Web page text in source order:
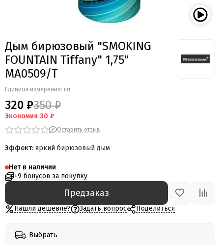
Дым бирюзовый "SMOKING
FOUNTAIN Tiffany" 1,75"
MA0509/T
Единица измерения: шт
320 ₽350 ₽
Экономия 30 ₽
Оставить отзыв
Эффект: яркий бирюзовый дым
Нет в наличии
+9 бонусов за покупку
Предзаказ
Нашли дешевле? Задать вопрос Поделиться
Выбрать